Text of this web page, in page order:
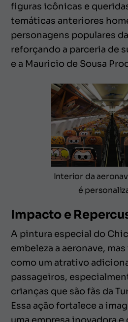
figuras icônicas e
temáticas anteriores
personagens populares
reforçando a parceria de
e a Mauricio de Sousa
Interior da
é
Impacto e
A pintura especial do
embeleza a aeronave,
como um atrativo
passageiros,
crianças que são fãs da
Essa ação fortalece a